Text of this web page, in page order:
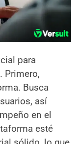
para
Primero,
Busca
así
en el
esté